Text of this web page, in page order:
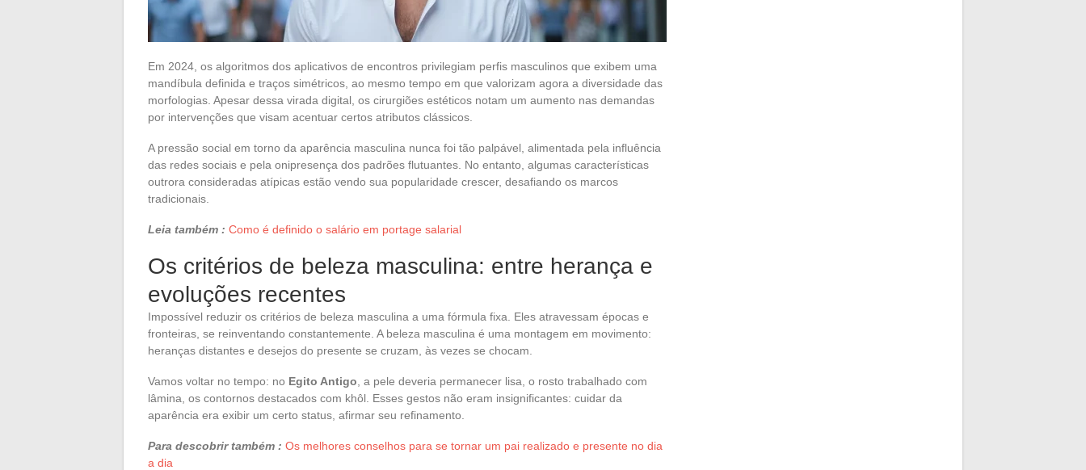
Em 2024, os algoritmos dos aplicativos de encontros privilegiam perfis masculinos que exibem uma
mandíbula definida e traços simétricos, ao mesmo tempo em que valorizam agora a diversidade das
morfologias. Apesar dessa virada digital, os cirurgiões estéticos notam um aumento nas demandas
por intervenções que visam acentuar certos atributos clássicos.
A pressão social em torno da aparência masculina nunca foi tão palpável, alimentada pela influência
das redes sociais e pela onipresença dos padrões flutuantes. No entanto, algumas características
outrora consideradas atípicas estão vendo sua popularidade crescer, desafiando os marcos
tradicionais.
Leia também : Como é definido o salário em portage salarial
Os critérios de beleza masculina: entre herança e
evoluções recentes
Impossível reduzir os critérios de beleza masculina a uma fórmula fixa. Eles atravessam épocas e
fronteiras, se reinventando constantemente. A beleza masculina é uma montagem em movimento:
heranças distantes e desejos do presente se cruzam, às vezes se chocam.
Vamos voltar no tempo: no Egito Antigo , a pele deveria permanecer lisa, o rosto trabalhado com
lâmina, os contornos destacados com khôl. Esses gestos não eram insignificantes: cuidar da
aparência era exibir um certo status, afirmar seu refinamento.
Para descobrir também : Os melhores conselhos para se tornar um pai realizado e presente no dia
a dia